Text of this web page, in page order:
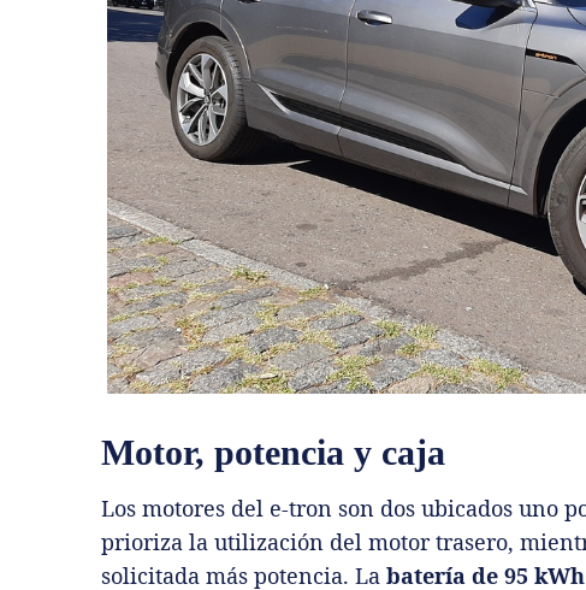
Motor, potencia y caja
Los motores del e-tron son dos ubicados uno
prioriza la utilización del motor trasero,
solicitada más potencia. La batería de 95 kWh